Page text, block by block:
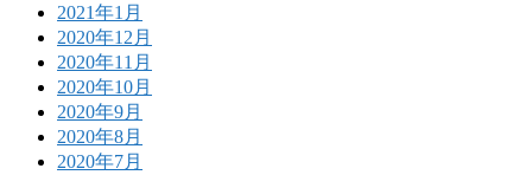
2021年1月
2020年12月
2020年11月
2020年10月
2020年9月
2020年8月
2020年7月